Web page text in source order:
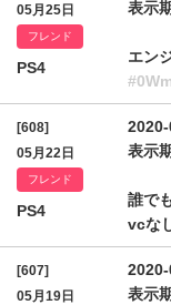
05月25日
フレンド
PS4
表示
エン
[608]
05月22日
フレンド
PS4
表示
誰で
vcな
[607]
05月19日
表示